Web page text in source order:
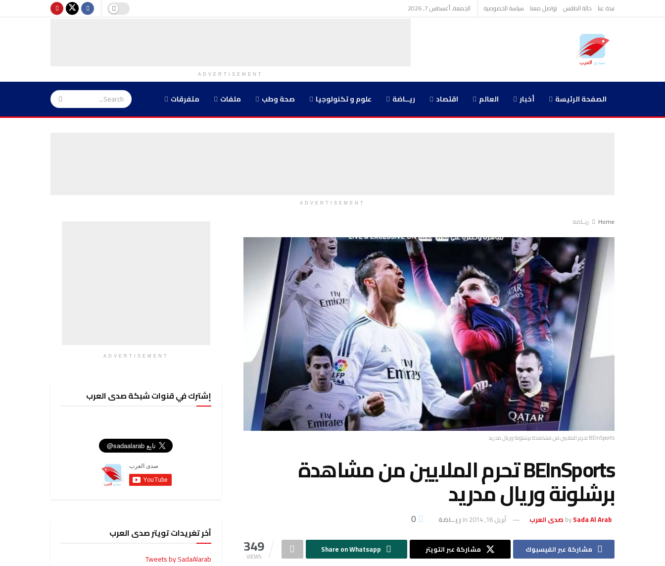
نبذة عنا حالة الطقس تواصل معنا سياسة الخصوصية الجمعة, أغسطس 7, 2026
ADVERTISEMENT
الصفحة الرئيسة أخبار العالم اقتصاد ريــاضة علوم و تكنولوجيا صحة وطب ملفات متفرقات
ADVERTISEMENT
Home ريــاضة
BEInSports تحرم الملايين من مشاهدة برشلونة وريال مدريد
BEInSports تحرم الملايين من مشاهدة
برشلونة وريال مدريد
bySada Al Arab صدى العرب أبريل 16, 2014 in ريــاضة
349
VIEWS
مشاركة عبر الفيسبوك مشاركة عبر التويتر Share on Whatsapp
ADVERTISEMENT
إشترك في قنوات شبكة صدى العرب
آخر تغريدات تويتر صدى العرب
Tweets by SadaAlarab